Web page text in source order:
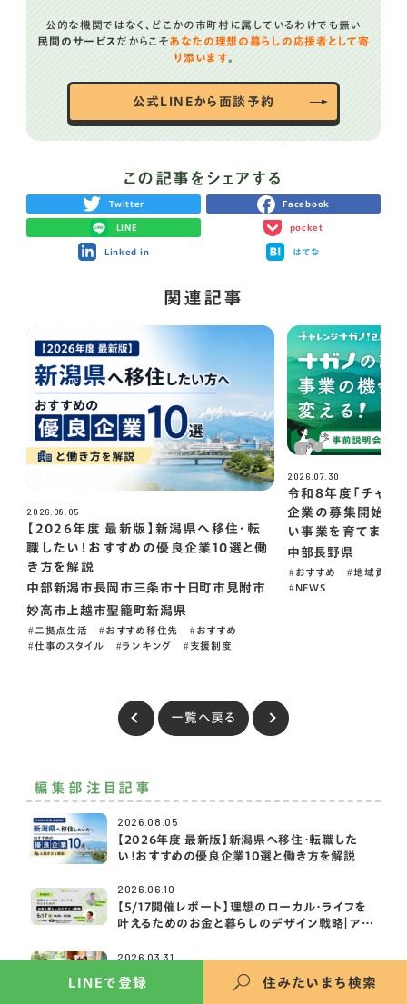
公的な機関ではなく、どこかの市町村に属しているわけでも無い
民間のサービス だからこそあなたの理想の暮らしの応援者として寄
り添います。
公式LINEから面談予約
この記事をシェアする
Twitter Facebook
LINE pocket
Linked in はてな
関連記事
2026.08.05
【2026年度 最新版】新潟県へ移住・転
職したい！おすすめの優良企業10選と働
き方を解説
中部新潟市長岡市三条市十日町市 見附市
妙高市 上越市聖籠町新潟県
二拠点生活 おすすめ移住先
おすすめ
仕事のスタイル
ランキング 支援制度
2026.07.30
令和8年度「チャレ
企業の募集開始！
い事業を育てませ
中部長野県
おすすめ
地域貢献
NEWS
一覧へ戻る
編集部注目記事
2026.08.05
【2026年度 最新版】新潟県へ移住・転職した
い！おすすめの優良企業10選と働き方を解説
2026.06.10
【5/17開催レポート】理想のローカル・ライフを
叶えるためのお金と暮らしのデザイン戦略｜アク
2026.03.31
ライフワークからライフミッションへ。デザインの
力で故郷の資源を編み直す「あたらしさと」の挑
LINEで登録 住みたいまち検索